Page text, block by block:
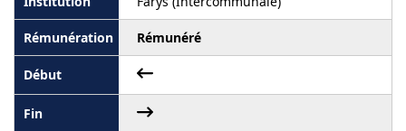
Rémunéré